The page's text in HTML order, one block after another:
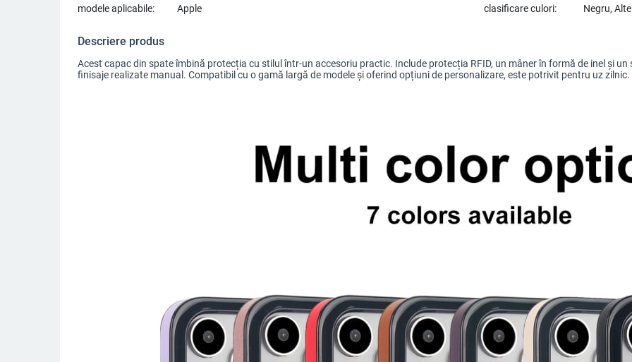
modele aplicabile:
Apple clasificare culori: Negru,
Descriere produs
Acest capac din spate îmbină protecția cu stilul într-un accesoriu practic. Include protecția RFID, un mâner în formă de inel și
finisaje realizate manual. Compatibil cu o gamă largă de modele și oferind opțiuni de personalizare, este potrivit pentru uz zilnic.